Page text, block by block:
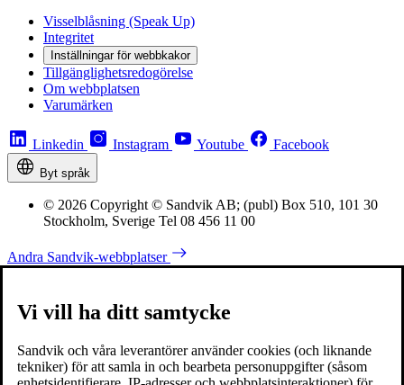
Visselblåsning (Speak Up)
Integritet
Inställningar för webbkakor
Tillgänglighetsredogörelse
Om webbplatsen
Varumärken
Linkedin Instagram Youtube Facebook
Byt språk
© 2026 Copyright © Sandvik AB; (publ) Box 510, 101 30
Stockholm, Sverige Tel 08 456 11 00
Andra Sandvik-webbplatser
Vi vill ha ditt samtycke
Sandvik och våra leverantörer använder cookies (och liknande
tekniker) för att samla in och bearbeta personuppgifter (såsom